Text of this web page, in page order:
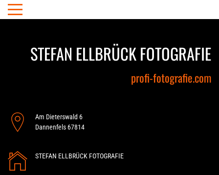
STEFAN ELLBRÜCK FOTOGRAFIE
profi-fotografie.com
Am Dieterswald 6
Dannenfels 67814
STEFAN ELLBRÜCK FOTOGRAFIE